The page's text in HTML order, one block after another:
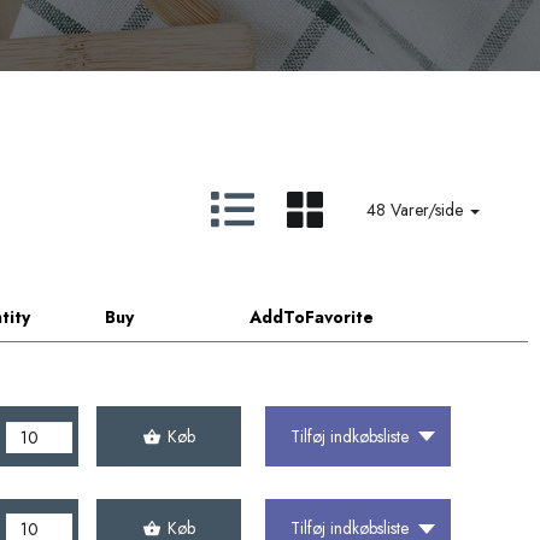
48 Varer/side
Buy AddToFavorite
Køb Tilføj indkøbsliste
Køb Tilføj indkøbsliste